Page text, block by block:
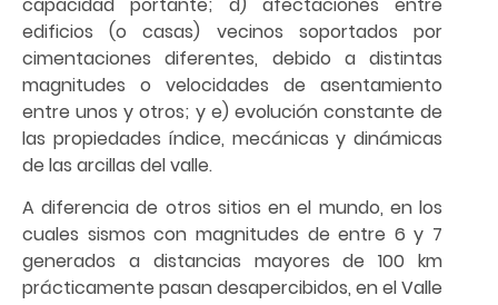
edificios (o casas) vecinos soportados por
cimentaciones diferentes, debido a distintas
magnitudes o velocidades de asentamiento
entre unos y otros; y e) evolución constante de
las propiedades índice, mecánicas y dinámicas
de las arcillas del valle.
A diferencia de otros sitios en el mundo, en los
cuales sismos con magnitudes de entre 6 y 7
generados a distancias mayores de 100 km
prácticamente pasan desapercibidos, en el Valle